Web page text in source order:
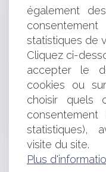
UNE ACTIVITÉ DE
SUR L'ACCÈS
MÉTIERS EN
ANNULATION DE
MÉDECINS ET
AFFAIRE TAPIE:
CONDUIT ?
ENTREPRISES:
PAIEMENT
TRAITE DES
ESCLAVAGE: LOI DU
PROTECTION
également
statistiques de
Cliquez ci-
accepter le
cookies ou
choisir quels
statistiques),
visite du site.
Plus